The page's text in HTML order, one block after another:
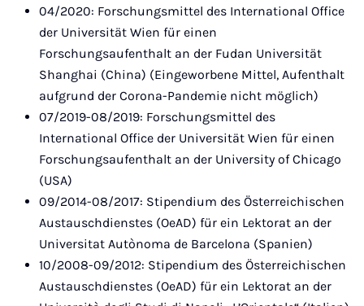
04/2020: Forschungsmittel des International Office
der Universität Wien für einen
Forschungsaufenthalt an der Fudan Universität
Shanghai (China) (Eingeworbene Mittel, Aufenthalt
aufgrund der Corona-Pandemie nicht möglich)
07/2019-08/2019: Forschungsmittel des
International Office der Universität Wien für einen
Forschungsaufenthalt an der University of Chicago
(USA)
09/2014-08/2017: Stipendium des Österreichischen
Austauschdienstes (OeAD) für ein Lektorat an der
Universitat Autònoma de Barcelona (Spanien)
10/2008-09/2012: Stipendium des Österreichischen
Austauschdienstes (OeAD) für ein Lektorat an der